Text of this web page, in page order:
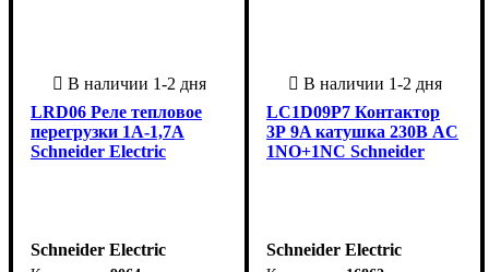
LRD06 Реле тепловое
перегрузки 1A-1,7A
Schneider Electric
Schneider Electric
LC1D09P7 Контактор
3Р 9A катушка 230В AC
1NO+1NC Schneider
Schneider Electric